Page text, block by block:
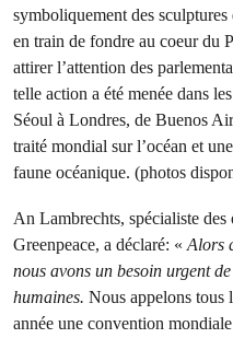
symboliquement des
en train de fondre au coeur du
attirer l’attention des
telle action a été menée dans
Séoul à Londres, de Buenos
traité mondial sur l’océan et
faune océanique. (photos
An Lambrechts, spécialiste des
Greenpeace, a déclaré: «Alors
nous avons un besoin urgent
humaines. Nous appelons tous
année une convention